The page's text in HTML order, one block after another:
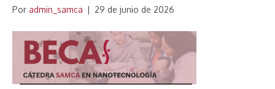
Por admin_samca | 29 de junio de 2026